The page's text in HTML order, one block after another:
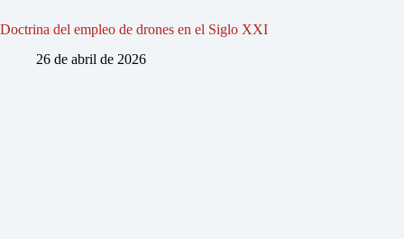
Doctrina del empleo de drones en el Siglo XXI
26 de abril de 2026